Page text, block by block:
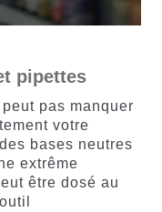
pipettes
peut pas manquer
votre
bases neutres
extrême
être dosé au